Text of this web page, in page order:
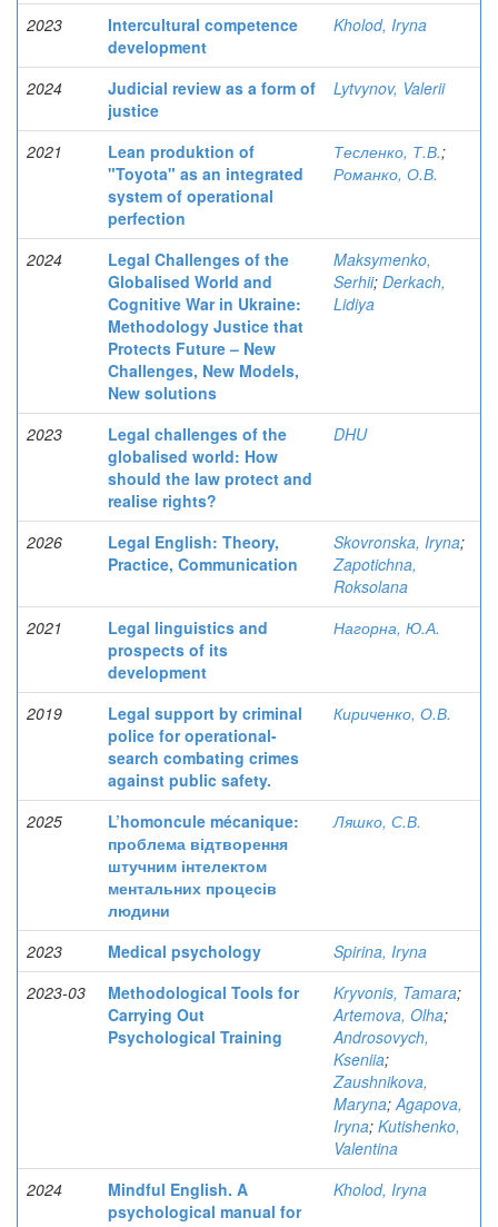
2023
Intercultural competence
development
Kholod, Iryna
2024
Judicial review as a form of
justice
Lytvynov, Valerii
2021
Lean produktion of
"Toyota" as an integrated
system of operational
perfection
Тесленко, Т.В.;
Романко, О.В.
2024
Legal Challenges of the
Globalised World and
Cognitive War in Ukraine:
Methodology Justice that
Protects Future – New
Challenges, New Models,
New solutions
Maksymenko,
Serhii; Derkach,
Lidiya
2023
Legal challenges of the
globalised world: How
should the law protect and
realise rights?
DHU
2026
Legal English: Theory,
Practice, Communication
Skovronska, Iryna;
Zapotichna,
Roksolana
2021
Legal linguistics and
prospects of its
development
Нагорна, Ю.А.
2019
Legal support by criminal
police for operational-
search combating crimes
against public safety.
Кириченко, О.В.
2025
L’homoncule mécanique:
проблема відтворення
штучним інтелектом
ментальних процесів
людини
Ляшко, С.В.
2023 Medical psychology
Spirina, Iryna
2023-03
Methodological Tools for
Carrying Out
Psychological Training
Kryvonis, Tamara;
Artemova, Olha;
Androsovych,
Kseniia;
Zaushnikova,
Maryna;Agapova,
Iryna; Kutishenko,
Valentina
2024
Mindful English. A
psychological manual for
Kholod, Iryna